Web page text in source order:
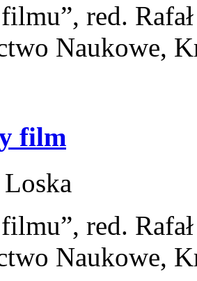
red.
Naukowe,
film
red.
Naukowe,